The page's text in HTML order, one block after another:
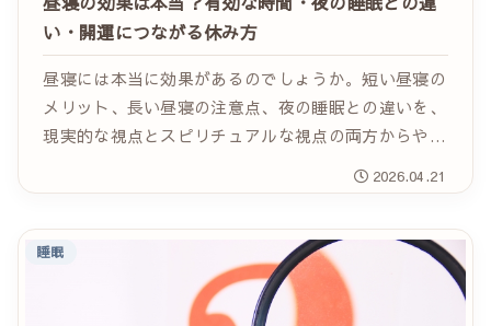
い・開運につながる休み方
昼寝には本当に効果があるのでしょうか。短い昼寝の
メリット、長い昼寝の注意点、夜の睡眠との違いを、
現実的な視点とスピリチュアルな視点の両方からやさ
ます。
2026.04.21
睡眠